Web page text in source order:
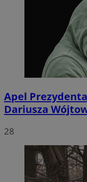
Apel
Dariusza
28